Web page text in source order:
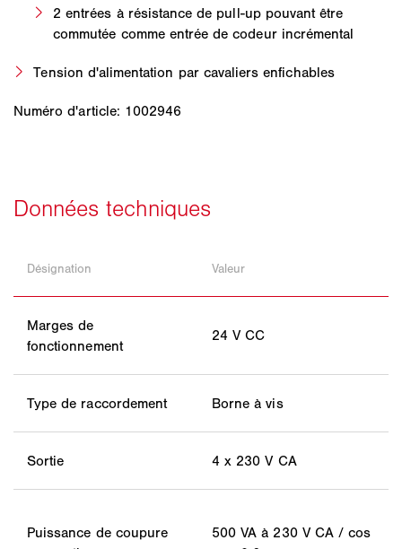
2 entrées à résistance de pull-up pouvant être
commutée comme entrée de codeur incrémental
Tension d'alimentation par cavaliers enfichables
Numéro d'article: 1002946
Désignation Valeur
Marges de
fonctionnement
24 V CC
Type de raccordement Borne à vis
Sortie 4 x 230 V CA
Puissance de coupure
500 VA à 230 V CA / cos